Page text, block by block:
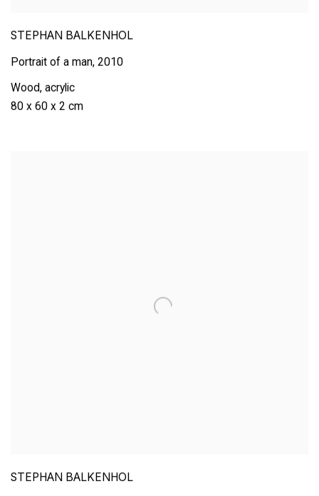
STEPHAN BALKENHOL
Portrait of a man, 2010
Wood, acrylic
80 x 60 x 2 cm
STEPHAN BALKENHOL